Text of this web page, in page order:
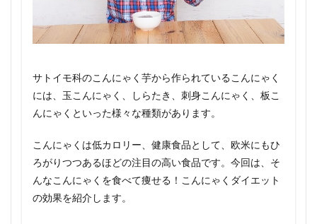
サトイモ科のこんにゃく芋から作られているこんにゃく
には、玉こんにゃく、しらたき、刺身こんにゃく、板こ
んにゃくといった様々な種類があります。
こんにゃくは低カロリー、健康食品として、欧米にもひ
ろがりつつあるほどの注目の高い食品です。今回は、そ
んなこんにゃくを食べて痩せる！こんにゃくダイエット
の効果を紹介します。